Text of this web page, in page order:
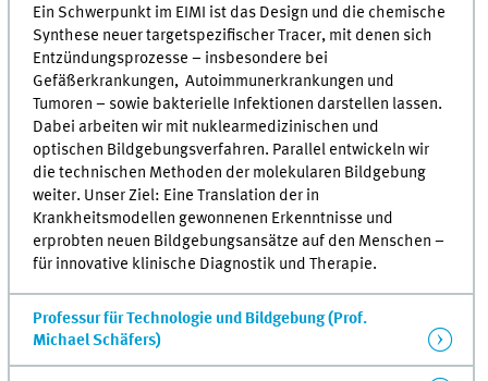
Ein Schwerpunkt im EIMI ist das Design und die chemische
Synthese neuer targetspezifischer Tracer, mit denen sich
Entzündungsprozesse – insbesondere bei
Gefäßerkrankungen, Autoimmunerkrankungen und
Tumoren – sowie bakterielle Infektionen darstellen lassen.
Dabei arbeiten wir mit nuklearmedizinischen und
optischen Bildgebungsverfahren. Parallel entwickeln wir
die technischen Methoden der molekularen Bildgebung
weiter. Unser Ziel: Eine Translation der in
Krankheitsmodellen gewonnenen Erkenntnisse und
erprobten neuen Bildgebungsansätze auf den Menschen –
für innovative klinische Diagnostik und Therapie.
Professur für Technologie und Bildgebung (Prof.
Michael Schäfers)